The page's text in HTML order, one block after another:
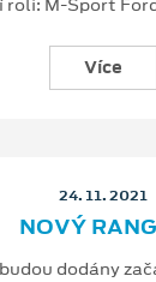
roli: M-Sport
Více
24. 11. 2021
NOVÝ
dodány